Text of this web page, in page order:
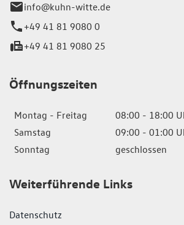
info@kuhn-witte.de
+49 41 81 9080 0
+49 41 81 9080 25
Öffnungszeiten
Montag - Freitag
08:00 - 18:00
Samstag
09:00 - 01:00
Sonntag
geschlossen
Weiterführende Links
Datenschutz